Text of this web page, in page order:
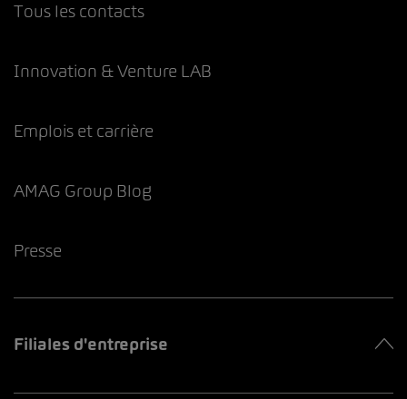
Tous les contacts
Innovation & Venture LAB
Emplois et carrière
AMAG Group Blog
Presse
Filiales d'entreprise